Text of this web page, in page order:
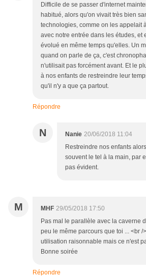
Difficile de se passer d'internet
habitué, alors qu'on vivait très bien
technologies, comme on les appelait
avec notre entrée dans les études, et
évolué en même temps qu'elles. Un
quand on parle de ça, c'est
n'utilisait pas forcément avant. Et le
à nos enfants de restreindre leur
qu'il n'y a que ça partout.
Répondre
N Nanie 20/06/2018 11:04
Restreindre nos enfants
souvent le tel à la main, par
pas évident.
M MHF 29/05/2018 17:50
Pas mal le parallèle avec la caverne
peu le même parcours que toi ... <br /
utilisation raisonnable mais ce n'est
Bonne soirée
Répondre